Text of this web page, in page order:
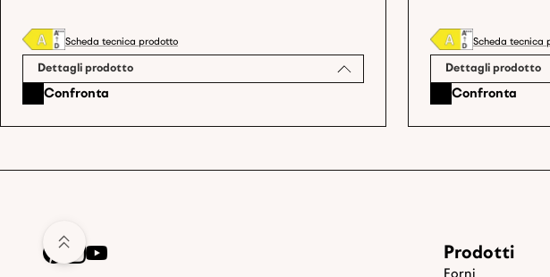
Scheda tecnica prodotto
Dettagli prodotto
Confronta
Scheda tecnica
Dettagli prodotto
Confronta
Prodotti